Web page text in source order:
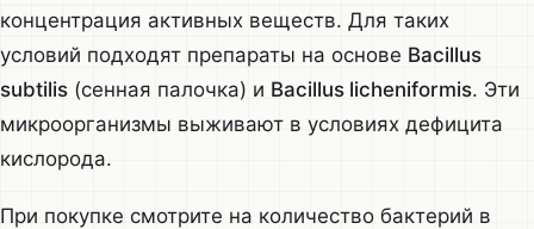
концентрация активных веществ. Для таких
условий подходят препараты на основе Bacillus
subtilis (сенная палочка) и Bacillus licheniformis. Эти
микроорганизмы выживают в условиях дефицита
кислорода.
При покупке смотрите на количество бактерий в